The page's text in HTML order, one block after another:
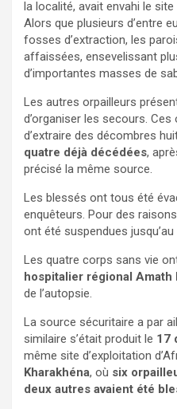
la localité, avait envahi le
Alors que plusieurs d’entre
fosses d’extraction, les
affaissées, ensevelissant
d’importantes masses de
Les autres orpailleurs
d’organiser les secours.
d’extraire des décombres
quatre déjà décédées,
précisé la même source.
Les blessés ont tous été
enquêteurs. Pour des
ont été suspendues jusqu’au
Les quatre corps sans vie
hospitalier régional Amath
de l’autopsie.
La source sécuritaire a par
similaire s’était produit le 17
même site d’exploitation
Kharakhéna, où six
deux autres avaient été